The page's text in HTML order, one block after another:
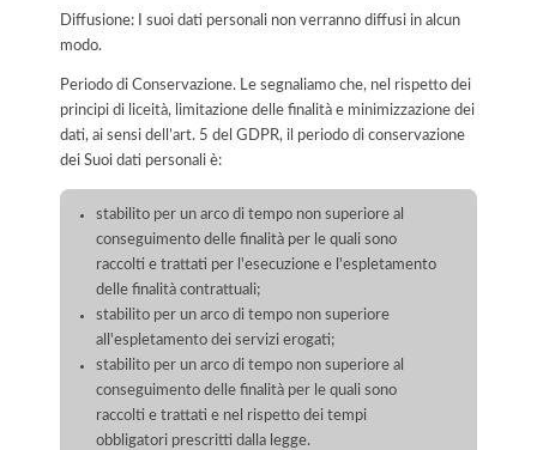
Diffusione: I suoi dati personali non verranno diffusi in alcun
modo.
Periodo di Conservazione. Le segnaliamo che, nel rispetto dei
principi di liceità, limitazione delle finalità e minimizzazione dei
dati, ai sensi dell’art. 5 del GDPR, il periodo di conservazione
dei Suoi dati personali è:
stabilito per un arco di tempo non superiore al
conseguimento delle finalità per le quali sono
raccolti e trattati per l'esecuzione e l'espletamento
delle finalità contrattuali;
stabilito per un arco di tempo non superiore
all'espletamento dei servizi erogati;
stabilito per un arco di tempo non superiore al
conseguimento delle finalità per le quali sono
raccolti e trattati e nel rispetto dei tempi
obbligatori prescritti dalla legge.